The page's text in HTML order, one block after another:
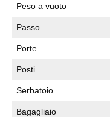
Peso a vuoto
Passo
Porte
Posti
Serbatoio
Bagagliaio